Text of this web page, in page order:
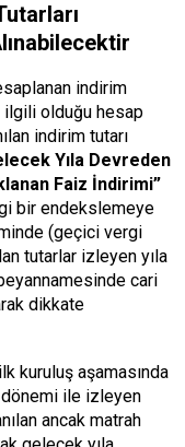
indirim
ilgili olduğu hesap
indirim tutarı
Yıla Devreden
Faiz İndirimi”
bir endekslemeye
(geçici vergi
tutarlar izleyen yıla
cari
dikkate
kuruluş aşamasında
ile izleyen
ancak matrah